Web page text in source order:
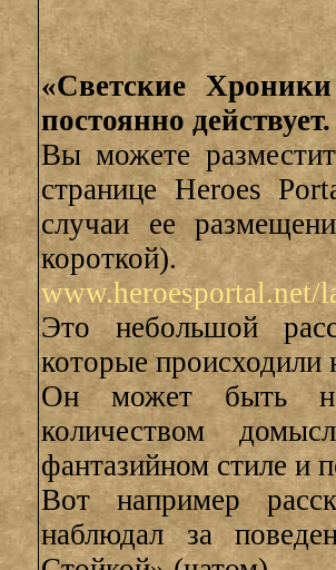
«Светские
постоянно действует.
Вы можете
странице Heroes
случаи ее
короткой).
www.heroesportal.net/
Это небольшой
которые происходили
Он может быть
количеством
фантазийном стиле и
Вот например
наблюдал за